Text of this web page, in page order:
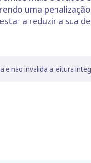
uma
a reduzir a sua
e não invalida a leitura